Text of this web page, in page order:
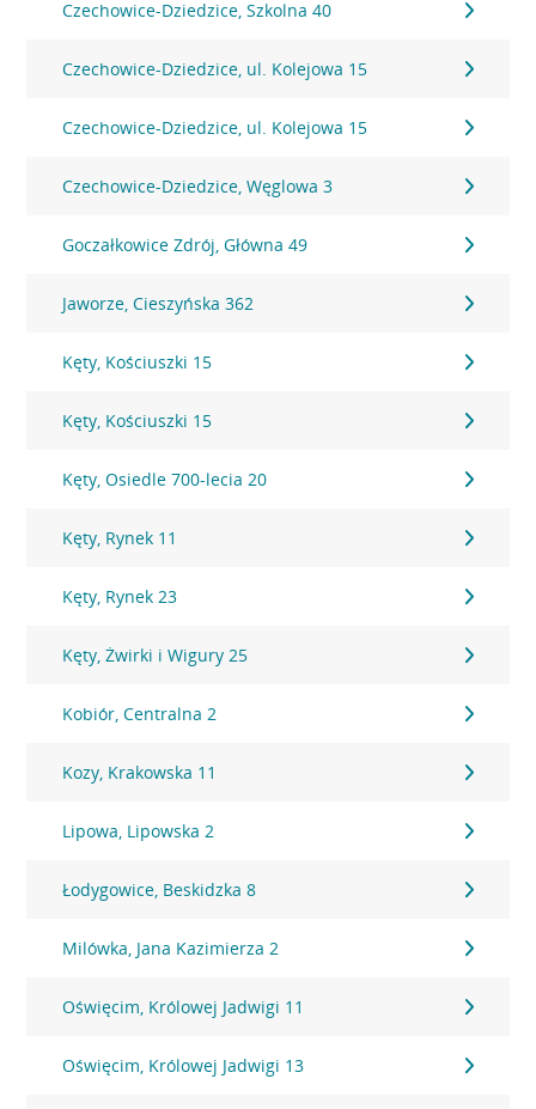
Czechowice-Dziedzice, Szkolna 40
Czechowice-Dziedzice, ul. Kolejowa 15
Czechowice-Dziedzice, ul. Kolejowa 15
Czechowice-Dziedzice, Węglowa 3
Goczałkowice Zdrój, Główna 49
Jaworze, Cieszyńska 362
Kęty, Kościuszki 15
Kęty, Kościuszki 15
Kęty, Osiedle 700-lecia 20
Kęty, Rynek 11
Kęty, Rynek 23
Kęty, Żwirki i Wigury 25
Kobiór, Centralna 2
Kozy, Krakowska 11
Lipowa, Lipowska 2
Łodygowice, Beskidzka 8
Milówka, Jana Kazimierza 2
Oświęcim, Królowej Jadwigi 11
Oświęcim, Królowej Jadwigi 13